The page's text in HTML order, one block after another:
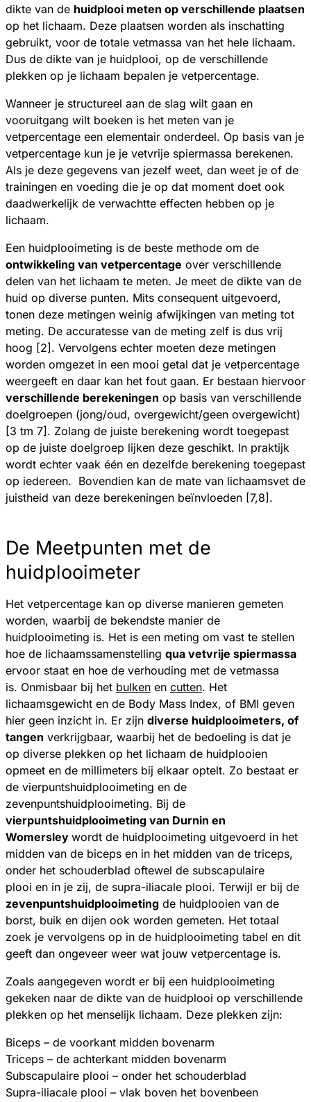
dikte van de huidplooi meten op verschillende plaatsen
op het lichaam. Deze plaatsen worden als inschatting
gebruikt, voor de totale vetmassa van het hele lichaam.
Dus de dikte van je huidplooi, op de verschillende
plekken op je lichaam bepalen je vetpercentage.
Wanneer je structureel aan de slag wilt gaan en
vooruitgang wilt boeken is het meten van je
vetpercentage een elementair onderdeel. Op basis van je
vetpercentage kun je je vetvrije spiermassa berekenen.
Als je deze gegevens van jezelf weet, dan weet je of de
trainingen en voeding die je op dat moment doet ook
daadwerkelijk de verwachtte effecten hebben op je
lichaam.
Een huidplooimeting is de beste methode om de
ontwikkeling van vetpercentage over verschillende
delen van het lichaam te meten. Je meet de dikte van de
huid op diverse punten. Mits consequent uitgevoerd,
tonen deze metingen weinig afwijkingen van meting tot
meting. De accuratesse van de meting zelf is dus vrij
hoog [2]. Vervolgens echter moeten deze metingen
worden omgezet in een mooi getal dat je vetpercentage
weergeeft en daar kan het fout gaan. Er bestaan hiervoor
verschillende berekeningen op basis van verschillende
doelgroepen (jong/oud, overgewicht/geen overgewicht)
[3 tm 7]. Zolang de juiste berekening wordt toegepast
op de juiste doelgroep lijken deze geschikt. In praktijk
wordt echter vaak één en dezelfde berekening toegepast
op iedereen. Bovendien kan de mate van lichaamsvet de
juistheid van deze berekeningen beïnvloeden [7,8].
De Meetpunten met de
huidplooimeter
Het vetpercentage kan op diverse manieren gemeten
worden, waarbij de bekendste manier de
huidplooimeting is. Het is een meting om vast te stellen
hoe de lichaamssamenstelling qua vetvrije spiermassa
ervoor staat en hoe de verhouding met de vetmassa
is. Onmisbaar bij het bulken en cutten. Het
lichaamsgewicht en de Body Mass Index, of BMI geven
hier geen inzicht in. Er zijn diverse huidplooimeters, of
tangen verkrijgbaar, waarbij het de bedoeling is dat je
op diverse plekken op het lichaam de huidplooien
opmeet en de millimeters bij elkaar optelt. Zo bestaat er
de vierpuntshuidplooimeting en de
zevenpuntshuidplooimeting. Bij de
vierpuntshuidplooimeting van Durnin en
Womersley wordt de huidplooimeting uitgevoerd in het
midden van de biceps en in het midden van de triceps,
onder het schouderblad oftewel de subscapulaire
plooi en in je zij, de supra-iliacale plooi. Terwijl er bij de
zevenpuntshuidplooimeting de huidplooien van de
borst, buik en dijen ook worden gemeten. Het totaal
zoek je vervolgens op in de huidplooimeting tabel en dit
geeft dan ongeveer weer wat jouw vetpercentage is.
Zoals aangegeven wordt er bij een huidplooimeting
gekeken naar de dikte van de huidplooi op verschillende
plekken op het menselijk lichaam. Deze plekken zijn:
Biceps – de voorkant midden bovenarm
Triceps – de achterkant midden bovenarm
Subscapulaire plooi – onder het schouderblad
Supra-iliacale plooi – vlak boven het bovenbeen